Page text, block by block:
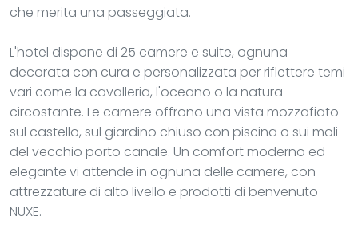
che merita una passeggiata.
L'hotel dispone di 25 camere e suite, ognuna
decorata con cura e personalizzata per riflettere temi
vari come la cavalleria, l'oceano o la natura
circostante. Le camere offrono una vista mozzafiato
sul castello, sul giardino chiuso con piscina o sui moli
del vecchio porto canale. Un comfort moderno ed
elegante vi attende in ognuna delle camere, con
attrezzature di alto livello e prodotti di benvenuto
NUXE.